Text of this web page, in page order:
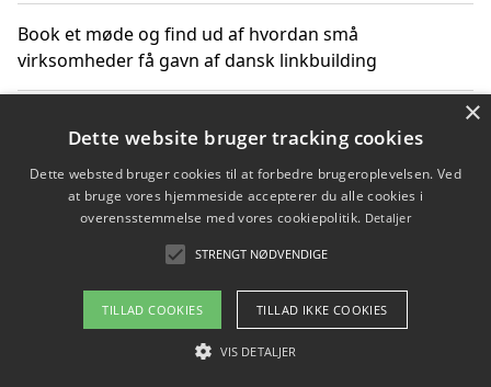
Book et møde og find ud af hvordan små
virksomheder få gavn af dansk linkbuilding
får du indgår et samarbejde
Hold et møde med en WordPress ekspert og vælg den
mest professionelle til at vedligeholde din løsning
Copyright 2026 - Pilanto Aps
Om / kontakt
×
Dette website bruger tracking cookies
Dette websted bruger cookies til at forbedre brugeroplevelsen. Ved
at bruge vores hjemmeside accepterer du alle cookies i
overensstemmelse med vores cookiepolitik. Detaljer
STRENGT NØDVENDIGE
TILLAD COOKIES TILLAD IKKE COOKIES
VIS DETALJER